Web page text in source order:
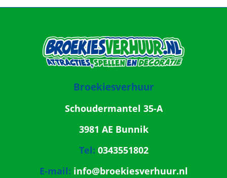
Broekiesverhuur
Schoudermantel 35-A
3981 AE Bunnik
Tel: 0343551802
E-mail: info@broekiesverhuur.nl